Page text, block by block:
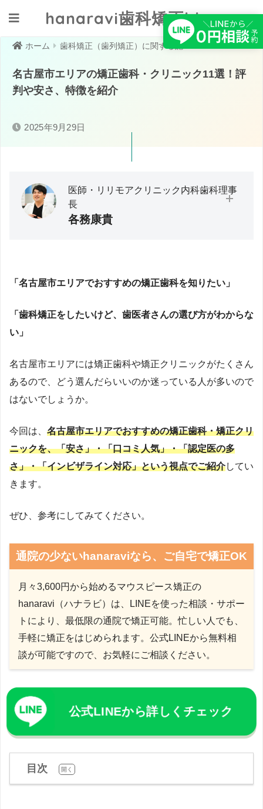
hanaravi歯科矯正blog
ホーム 歯科矯正（歯列矯正）に関する記事一覧
名古屋市エリアの矯正歯科・クリニック11選！評
判や安さ、特徴を紹介
2025年9月29日
医師・リリモアクリニック内科歯科理事
長
各務康貴
く戦略として、2019年にマウスピース歯科矯正サービス
業。口腔環境が生活習慣病など全身疾患に影響を与えると
いう視点から、「美容」というモチベーションで予防に取
ィアで情報発信もしている。2023年10月には、医科と歯科
宿）を開院し、理事長としてオンライン・オフライン両方
で総合的な予防医療を提供中。医師国家資格に加え、厚生
を駆使した医療提供を実現。https://www.med.oita-
u.ac.jp/
https://www.oita-u.ac.jp/
「名古屋市エリアでおすすめの矯正歯科を知りたい」
「歯科矯正をしたいけど、歯医者さんの選び方がわからな
い」
名古屋市エリアには矯正歯科や矯正クリニックがたくさん
あるので、どう選んだらいいのか迷っている人が多いので
はないでしょうか。
今回は、 名古屋市エリアでおすすめの矯正歯科・矯正クリ
ニックを、「安さ」・「口コミ人気」・「認定医の多
さ」・「インビザライン対応」という視点でご紹介してい
きます。
ぜひ、参考にしてみてください。
通院の少ないhanaraviなら、ご自宅で矯正OK
月々3,600円から始めるマウスピース矯正の
hanaravi（ハナラビ）は、LINEを使った相談・サポー
トにより、最低限の通院で矯正可能。忙しい人でも、
手軽に矯正をはじめられます。公式LINEから無料相
談が可能ですので、お気軽にご相談ください。
公式LINEから詳しくチェック
目次 開く
クリニックへ相談する